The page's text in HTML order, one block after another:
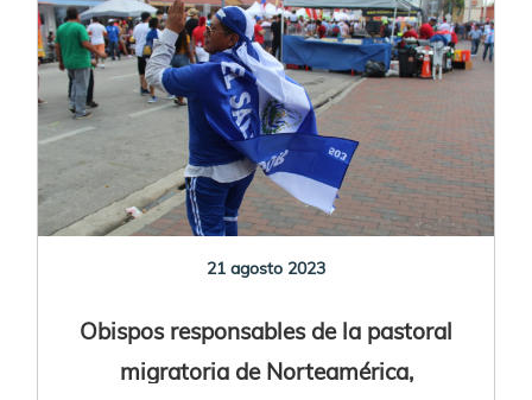
21 agosto 2023
Obispos responsables de la pastoral
migratoria de Norteamérica,